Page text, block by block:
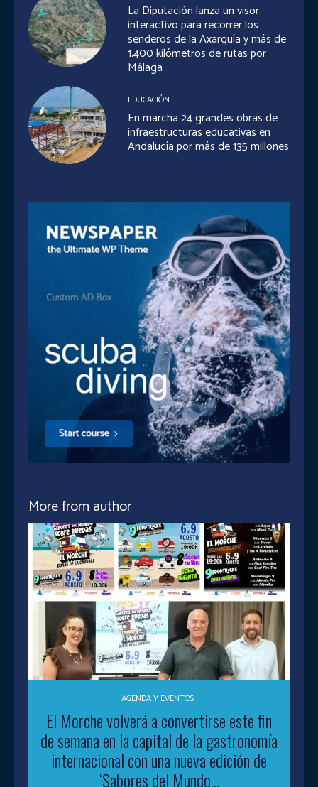
La Diputación lanza un visor
interactivo para recorrer los
senderos de la Axarquía y más de
1.400 kilómetros de rutas por
Málaga
EDUCACIÓN
En marcha 24 grandes obras de
infraestructuras educativas en
Andalucía por más de 135 millones
More from author
AGENDA Y EVENTOS
El Morche volverá a convertirse este fin
de semana en la capital de la gastronomía
internacional con una nueva edición de
‘Sabores del Mundo...